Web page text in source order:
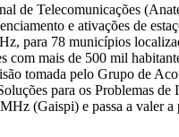
de Telecomunicações
e ativações de
para 78 municípios
com mais de 500 mil
tomada pelo Grupo de
para os Problemas de
(Gaispi) e passa a valer a